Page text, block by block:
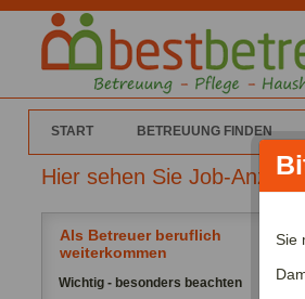
START BETREUUNG FINDEN
Hier sehen Sie Job-
Als Betreuer beruflich
weiterkommen
Wichtig - besonders beachten
Sie